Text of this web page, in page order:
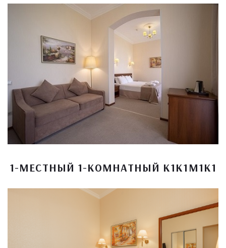
1-МЕСТНЫЙ 1-КОМНАТНЫЙ К1К1М1К1